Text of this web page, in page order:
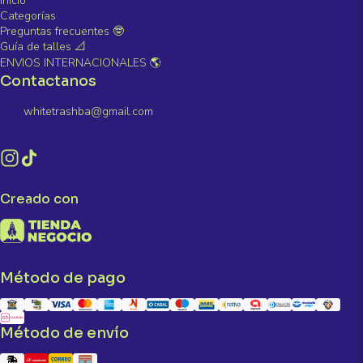
Categorías
Preguntas frecuentes 🤓
Guía de talles 📐
ENVIOS INTERNACIONALES 🌎
Contactanos
whitetrashba@gmail.com
Creado con
Método de pago
Método de envío